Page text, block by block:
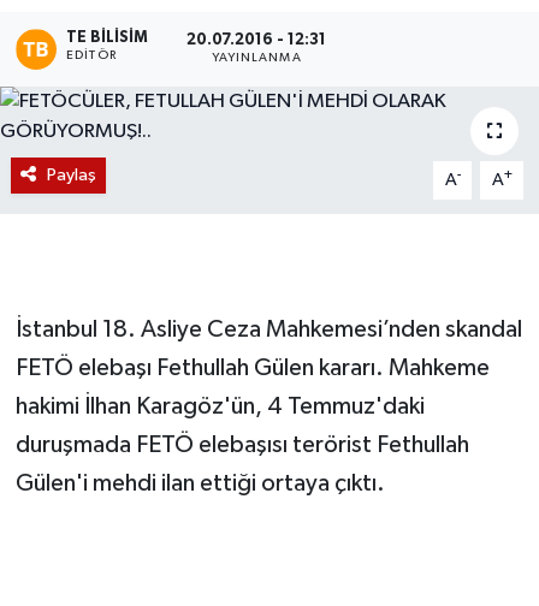
TE BILISIM
EDITÖR
20.07.2016 - 12:31
YAYINLANMA
Paylaş A- A+
İstanbul 18. Asliye Ceza Mahkemesi’nden skandal
FETÖ elebaşı Fethullah Gülen kararı. Mahkeme
hakimi İlhan Karagöz'ün, 4 Temmuz'daki
duruşmada FETÖ elebaşısı terörist Fethullah
Gülen'i mehdi ilan ettiği ortaya çıktı.
Etkinlikler